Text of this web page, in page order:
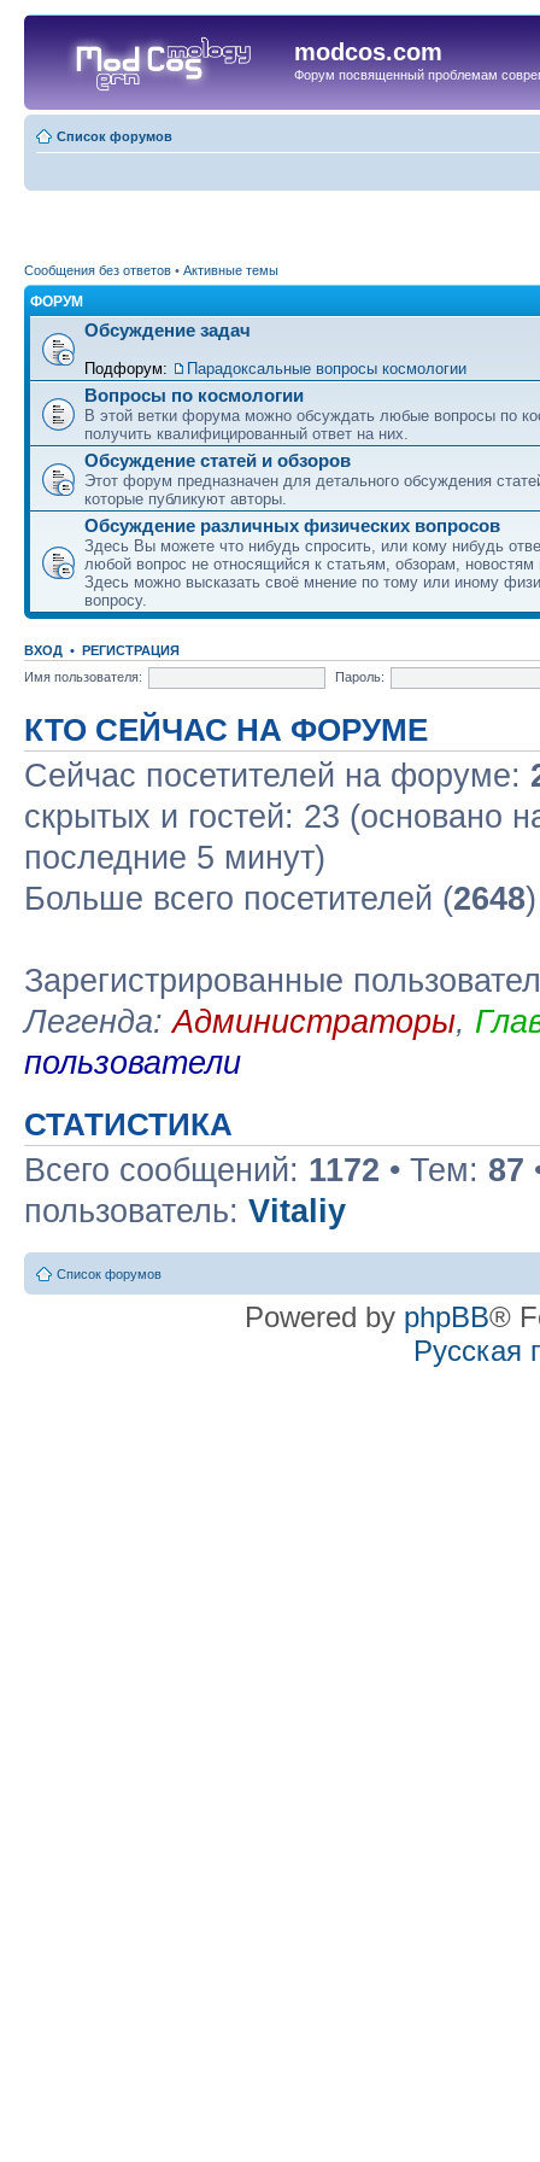
modcos.com
Форум посвященный проблемам
Список форумов
Сообщения без ответов • Активные темы
ФОРУМ
Обсуждение задач
Подфорум: Парадоксальные вопросы космологии
Вопросы по космологии
В этой ветки форума можно обсуждать любые вопросы по
получить квалифицированный ответ на них.
Обсуждение статей и обзоров
Этот форум предназначен для детального обсуждения
которые публикуют авторы.
Обсуждение различных физических вопросов
Здесь Вы можете что нибудь спросить, или кому нибудь
любой вопрос не относящийся к статьям, обзорам, новостям
Здесь можно высказать своё мнение по тому или иному
вопросу.
ВХОД • РЕГИСТРАЦИЯ
Имя пользователя:
Пароль:
КТО СЕЙЧАС НА ФОРУМЕ
Сейчас посетителей на форуме:
скрытых и гостей: 23 (основано
последние 5 минут)
Больше всего посетителей (2648
Зарегистрированные
Легенда:Администраторы,
пользователи
СТАТИСТИКА
Всего сообщений: 1172 • Тем: 87
пользователь: Vitaliy
Список форумов
Powered by phpBB®
Русская